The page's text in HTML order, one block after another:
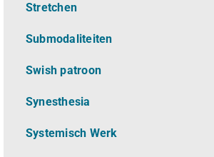
Stretchen
Submodaliteiten
Swish patroon
Synesthesia
Systemisch Werk